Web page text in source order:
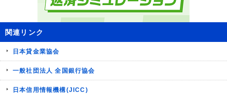
関連リンク
日本貸金業協会
一般社団法人 全国銀行協会
日本信用情報機構(JICC)